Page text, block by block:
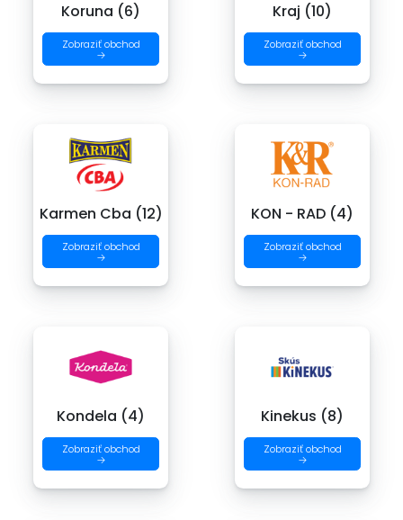
Koruna (6)
Zobraziť obchod
→
Kraj (10)
Zobraziť obchod
→
Karmen Cba (12)
Zobraziť obchod
→
KON - RAD (4)
Zobraziť obchod
→
Kondela (4)
Zobraziť obchod
→
Kinekus (8)
Zobraziť obchod
→